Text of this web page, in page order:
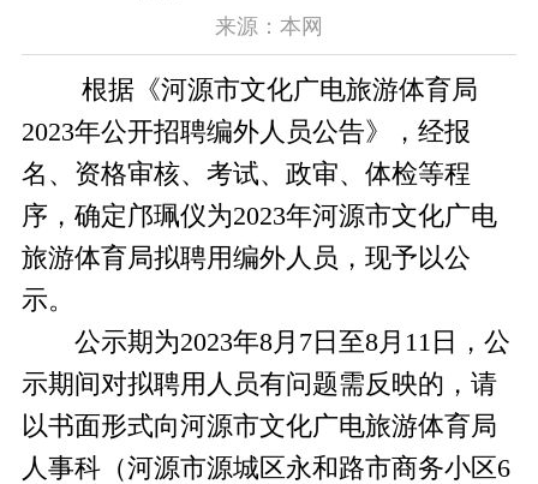
来源：本网
根据《河源市文化广电旅游体育局
2023年公开招聘编外人员公告》，经报
名、资格审核、考试、政审、体检等程
序，确定邝珮仪为2023年河源市文化广电
旅游体育局拟聘用编外人员，现予以公
示。
公示期为2023年8月7日至8月11日，公
示期间对拟聘用人员有问题需反映的，请
以书面形式向河源市文化广电旅游体育局
人事科（河源市源城区永和路市商务小区6